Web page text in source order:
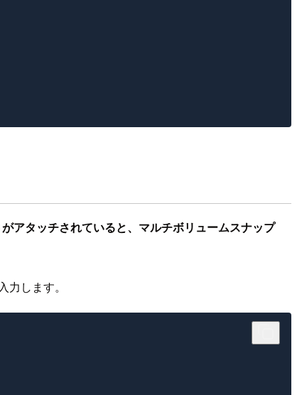
アタッチされていると、マルチボリュームスナップ
します。